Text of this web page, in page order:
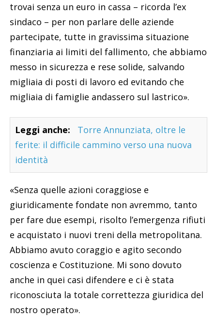
trovai senza un euro in cassa – ricorda l’ex
sindaco – per non parlare delle aziende
partecipate, tutte in gravissima situazione
finanziaria ai limiti del fallimento, che abbiamo
messo in sicurezza e rese solide, salvando
migliaia di posti di lavoro ed evitando che
migliaia di famiglie andassero sul lastrico».
Leggi anche:
Torre Annunziata, oltre le
ferite: il difficile cammino verso una nuova
identità
«Senza quelle azioni coraggiose e
giuridicamente fondate non avremmo, tanto
per fare due esempi, risolto l’emergenza rifiuti
e acquistato i nuovi treni della metropolitana.
Abbiamo avuto coraggio e agito secondo
coscienza e Costituzione. Mi sono dovuto
anche in quei casi difendere e ci è stata
riconosciuta la totale correttezza giuridica del
nostro operato».